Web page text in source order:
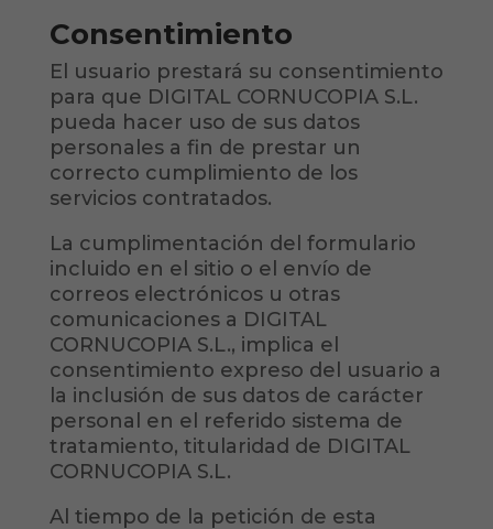
Consentimiento
El usuario prestará su consentimiento
para que DIGITAL CORNUCOPIA S.L.
pueda hacer uso de sus datos
personales a fin de prestar un
correcto cumplimiento de los
servicios contratados.
La cumplimentación del formulario
incluido en el sitio o el envío de
correos electrónicos u otras
comunicaciones a DIGITAL
CORNUCOPIA S.L., implica el
consentimiento expreso del usuario a
la inclusión de sus datos de carácter
personal en el referido sistema de
tratamiento, titularidad de DIGITAL
CORNUCOPIA S.L.
Al tiempo de la petición de esta